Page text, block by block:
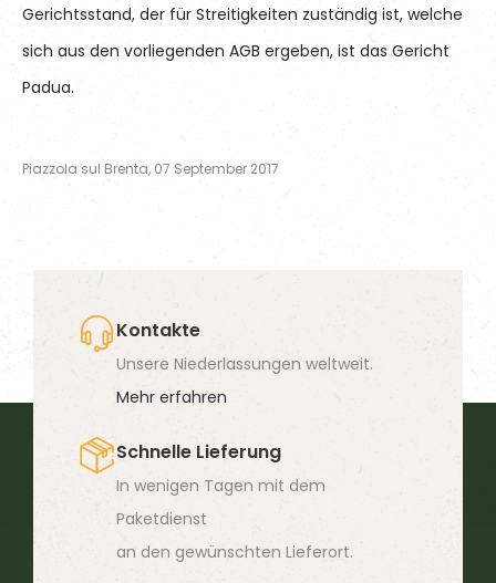
Gerichtsstand, der für Streitigkeiten zuständig ist, welche
sich aus den vorliegenden AGB ergeben, ist das Gericht
Padua.
Piazzola sul Brenta, 07 September 2017
Kontakte
Unsere Niederlassungen weltweit.
Mehr erfahren
Schnelle Lieferung
In wenigen Tagen mit dem
Paketdienst
an den gewünschten Lieferort.